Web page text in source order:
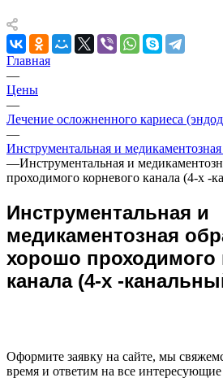
Главная
—
Цены
—
Лечение осложненного кариеса
—
Инструментальная и медикаментозная
—Инструментальная и
проходимого корневого канала (4-х -
Инструментальная и
медикаментозная
хорошо проходимого
канала (4-х -
Оформите заявку на сайте, мы
время и ответим на все